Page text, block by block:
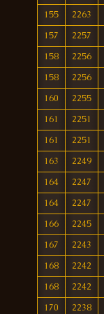
155
2263
157
2257
158
2256
158
2256
160
2255
161
2251
161
2251
163
2249
164
2247
164
2247
166
2245
167
2243
168
2242
168
2242
170
2238